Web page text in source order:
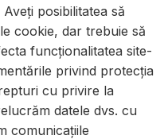
posibilitatea să
cookie, dar trebuie să
funcționalitatea site-
privind protecția
cu privire la
datele dvs. cu
comunicațiile